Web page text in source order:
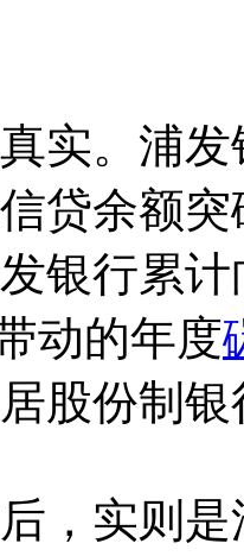
实。浦
贷余额
银行累
动的年度
股份制
，实则